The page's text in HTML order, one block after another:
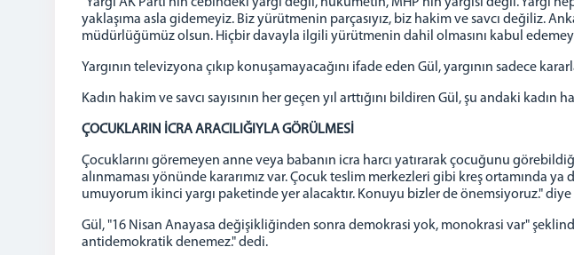
yaklaşıma asla gidemeyiz. Biz yürütmenin parçasıyız, biz hakim ve savcı değiliz.
müdürlüğümüz olsun. Hiçbir davayla ilgili yürütmenin dahil olmasını kabul
Yargının televizyona çıkıp konuşamayacağını ifade eden Gül, yargının sadece
Kadın hakim ve savcı sayısının her geçen yıl arttığını bildiren Gül, şu andaki
ÇOCUKLARIN İCRA ARACILIĞIYLA GÖRÜLMESİ
Çocuklarını göremeyen anne veya babanın icra harcı yatırarak çocuğunu
alınmaması yönünde kararımız var. Çocuk teslim merkezleri gibi kreş ortamında
umuyorum ikinci yargı paketinde yer alacaktır. Konuyu bizler de önemsiyoruz."
Gül, "16 Nisan Anayasa değişikliğinden sonra demokrasi yok, monokrasi var"
antidemokratik denemez." dedi.